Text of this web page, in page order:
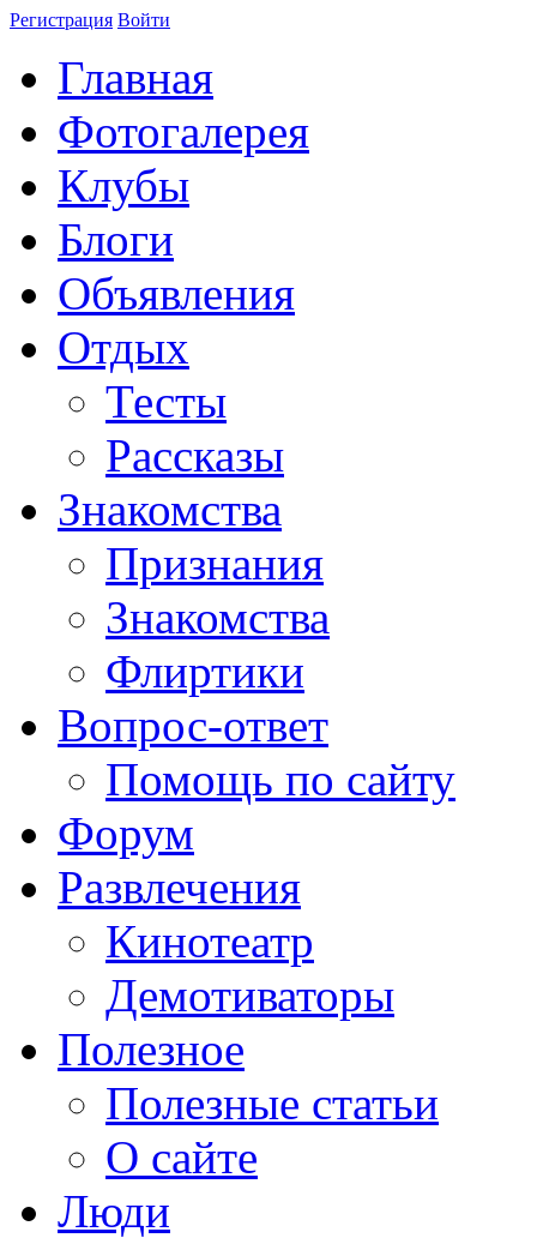
Регистрация Войти
Главная
Фотогалерея
Клубы
Блоги
Объявления
Отдых
Тесты
Рассказы
Знакомства
Признания
Знакомства
Флиртики
Вопрос-ответ
Помощь по сайту
Форум
Развлечения
Кинотеатр
Демотиваторы
Полезное
Полезные статьи
О сайте
Люди